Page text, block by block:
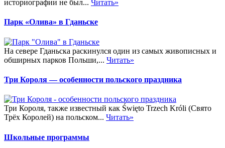
историографии не был... Читать»
Парк «Олива» в Гданьске
На севере Гданьска раскинулся один из самых живописных и
обширных парков Польши,... Читать»
Три Короля — особенности польского праздника
Три Короля, также известный как Święto Trzech Króli (Свято
Трёх Королей) на польском... Читать»
Школьные программы